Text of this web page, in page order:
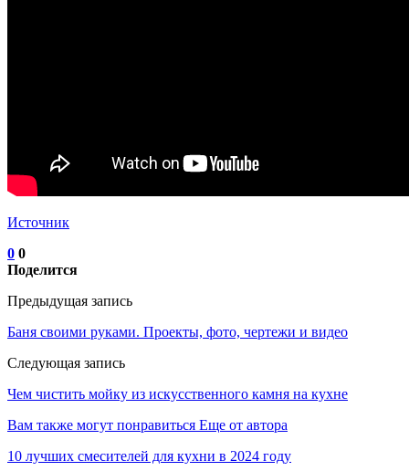
Источник
0 0
Поделится
Предыдущая запись
Баня своими руками. Проекты, фото, чертежи и видео
Следующая запись
Чем чистить мойку из искусственного камня на кухне
Вам также могут понравиться Еще от автора
10 лучших смесителей для кухни в 2024 году